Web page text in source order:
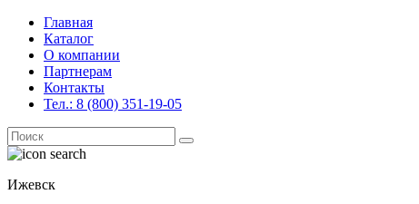
Главная
Каталог
О компании
Партнерам
Контакты
Тел.: 8 (800) 351-19-05
Поиск
for:
Ижевск